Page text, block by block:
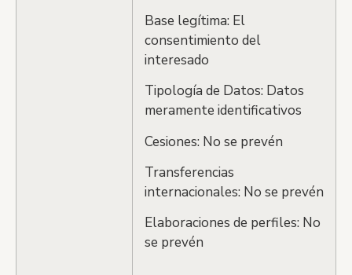
Base legítima: El
consentimiento del
interesado
Tipología de Datos: Datos
meramente identificativos
Cesiones: No se prevén
Transferencias
internacionales: No se prevén
Elaboraciones de perfiles: No
se prevén